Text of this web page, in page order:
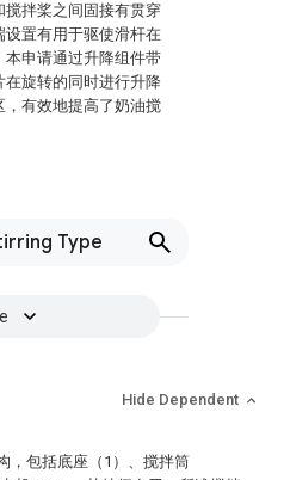
拌桨之间固接有贯穿
置有用于驱使滑杆在
本申请通过升降组件带
旋转的同时进行升降
有效地提高了奶油搅
Type
Hide Dependent
，包括底座（1）、搅拌筒